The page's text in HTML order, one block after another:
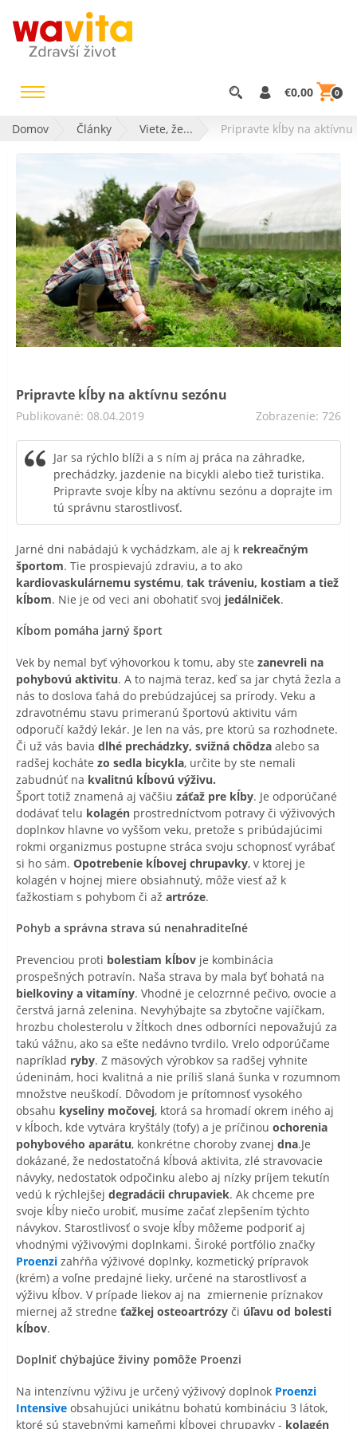
€0,00 0
Domov Články Viete, že... Pripravte kĺby na aktívnu
Pripravte kĺby na aktívnu sezónu
Publikované: 08.04.2019 Zobrazenie: 726
Jar sa rýchlo blíži a s ním aj práca na záhradke,
prechádzky, jazdenie na bicykli alebo tiež turistika.
Pripravte svoje kĺby na aktívnu sezónu a doprajte im
tú správnu starostlivosť.
Jarné dni nabádajú k vychádzkam, ale aj k rekreačným
športom. Tie prospievajú zdraviu, a to ako
kardiovaskulárnemu systému, tak tráveniu, kostiam a tiež
kĺbom. Nie je od veci ani obohatiť svoj jedálniček.
Kĺbom pomáha jarný šport
Vek by nemal byť výhovorkou k tomu, aby ste zanevreli na
pohybovú aktivitu. A to najmä teraz, keď sa jar chytá žezla a
nás to doslova ťahá do prebúdzajúcej sa prírody. Veku a
zdravotnému stavu primeranú športovú aktivitu vám
odporučí každý lekár. Je len na vás, pre ktorú sa rozhodnete.
Či už vás bavia dlhé prechádzky, svižná chôdza alebo sa
radšej kocháte zo sedla bicykla, určite by ste nemali
zabudnúť na kvalitnú kĺbovú výživu.
Šport totiž znamená aj väčšiu záťaž pre kĺby. Je odporúčané
dodávať telu kolagén prostredníctvom potravy či výživových
doplnkov hlavne vo vyššom veku, pretože s pribúdajúcimi
rokmi organizmus postupne stráca svoju schopnosť vyrábať
si ho sám. Opotrebenie kĺbovej chrupavky, v ktorej je
kolagén v hojnej miere obsiahnutý, môže viesť až k
ťažkostiam s pohybom či až artróze.
Pohyb a správna strava sú nenahraditeľné
Prevenciou proti bolestiam kĺbov je kombinácia
prospešných potravín. Naša strava by mala byť bohatá na
bielkoviny a vitamíny. Vhodné je celozrnné pečivo, ovocie a
čerstvá jarná zelenina. Nevyhýbajte sa zbytočne vajíčkam,
hrozbu cholesterolu v žĺtkoch dnes odborníci nepovažujú za
takú vážnu, ako sa ešte nedávno tvrdilo. Vrelo odporúčame
napríklad ryby. Z mäsových výrobkov sa radšej vyhnite
údeninám, hoci kvalitná a nie príliš slaná šunka v rozumnom
množstve neuškodí. Dôvodom je prítomnosť vysokého
obsahu kyseliny močovej, ktorá sa hromadí okrem iného aj
v kĺboch, kde vytvára kryštály (tofy) a je príčinou ochorenia
pohybového aparátu, konkrétne choroby zvanej dna.Je
dokázané, že nedostatočná kĺbová aktivita, zlé stravovacie
návyky, nedostatok odpočinku alebo aj nízky príjem tekutín
vedú k rýchlejšej degradácii chrupaviek. Ak chceme pre
svoje kĺby niečo urobiť, musíme začať zlepšením týchto
návykov. Starostlivosť o svoje kĺby môžeme podporiť aj
vhodnými výživovými doplnkami. Široké portfólio značky
Proenzi zahŕňa výživové doplnky, kozmetický prípravok
(krém) a voľne predajné lieky, určené na starostlivosť a
výživu kĺbov. V prípade liekov aj na zmiernenie príznakov
miernej až stredne ťažkej osteoartrózy či úľavu od bolesti
kĺbov.
Doplniť chýbajúce živiny pomôže Proenzi
Na intenzívnu výživu je určený výživový doplnok Proenzi
Intensive obsahujúci unikátnu bohatú kombináciu 3 látok,
ktoré sú stavebnými kameňmi kĺbovej chrupavky - kolagén